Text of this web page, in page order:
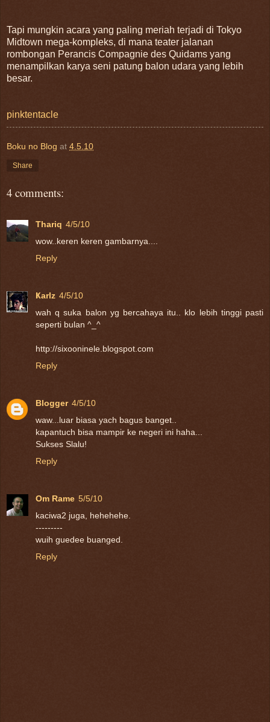
Tapi mungkin acara yang paling meriah terjadi di Tokyo
Midtown mega-kompleks, di mana teater jalanan
rombongan Perancis Compagnie des Quidams yang
menampilkan karya seni patung balon udara yang lebih
besar.
pinktentacle
Boku no Blog at 4.5.10
Share
4 comments:
Thariq 4/5/10
wow..keren keren gambarnya....
Reply
Ҝarlz 4/5/10
wah q suka balon yg bercahaya itu.. klo lebih tinggi pasti
seperti bulan ^_^
http://sixooninele.blogspot.com
Reply
Blogger 4/5/10
waw...luar biasa yach bagus banget..
kapantuch bisa mampir ke negeri ini haha...
Sukses Slalu!
Reply
Om Rame 5/5/10
kaciwa2 juga, hehehehe.
---------
wuih guedee buanged.
Reply